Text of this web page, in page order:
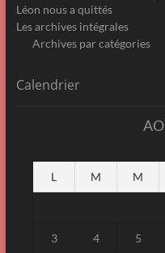
Léon nous a quittés
Les archives intégrales
Archives par catégories
Calendrier
L M M
3 4 5